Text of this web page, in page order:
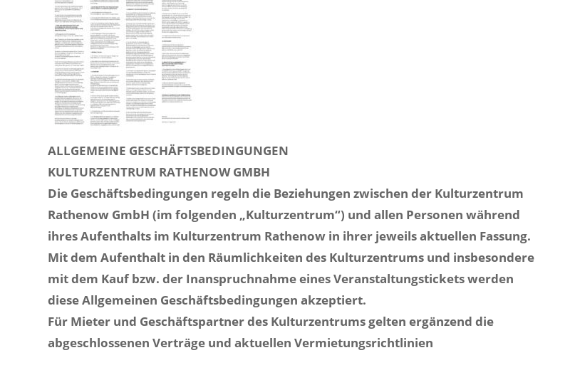
ALLGEMEINE GESCHÄFTSBEDINGUNGEN
KULTURZENTRUM RATHENOW GMBH
Die Geschäftsbedingungen regeln die Beziehungen zwischen der Kulturzentrum
Rathenow GmbH (im folgenden „Kulturzentrum“) und allen Personen während
ihres Aufenthalts im Kulturzentrum Rathenow in ihrer jeweils aktuellen Fassung.
Mit dem Aufenthalt in den Räumlichkeiten des Kulturzentrums und insbesondere
mit dem Kauf bzw. der Inanspruchnahme eines Veranstaltungstickets werden
diese Allgemeinen Geschäftsbedingungen akzeptiert.
Für Mieter und Geschäftspartner des Kulturzentrums gelten ergänzend die
abgeschlossenen Verträge und aktuellen Vermietungsrichtlinien